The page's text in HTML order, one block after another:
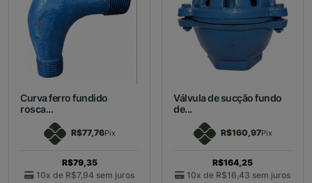
Curva ferro fundido
rosca...
R$77,76Pix
R$79,35
10x de R$7,94 sem juros
Válvula de sucção fundo
de...
R$160,97Pix
R$164,25
10x de R$16,43 sem juros